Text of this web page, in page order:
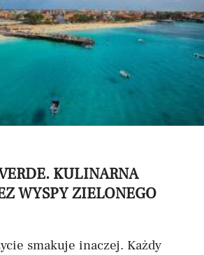
KULINARNA
WYSPY ZIELONEGO
smakuje inaczej. Każdy